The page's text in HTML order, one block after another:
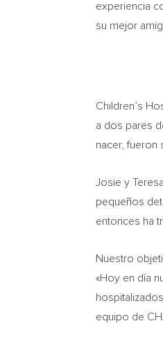
experiencia
su mejor
Children’s
a dos pares
nacer, fueron
Josie y
pequeños
entonces ha
Nuestro
«Hoy en día
equipo de